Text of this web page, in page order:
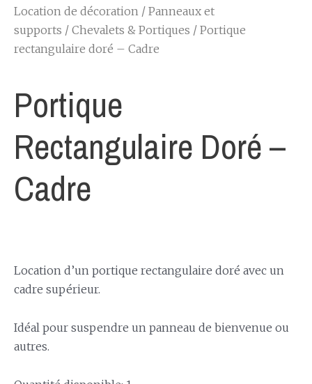
Location de décoration / Panneaux et
supports / Chevalets & Portiques / Portique
rectangulaire doré – Cadre
Portique
Rectangulaire Doré –
Cadre
Location d’un portique rectangulaire doré avec un
cadre supérieur.
Idéal pour suspendre un panneau de bienvenue ou
autres.